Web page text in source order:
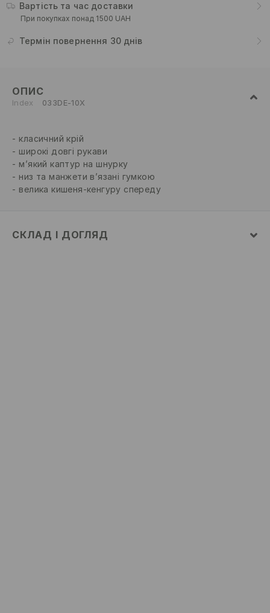
Вартість та час доставки
При покупках понад 1500 UAH
Термін повернення 30 днів
ОПИС
Index 033DE-10X
класичний крій
широкі довгі рукави
м’який каптур на шнурку
низ та манжети в’язані гумкою
велика кишеня-кенгуру спереду
СКЛАД І ДОГЛЯД